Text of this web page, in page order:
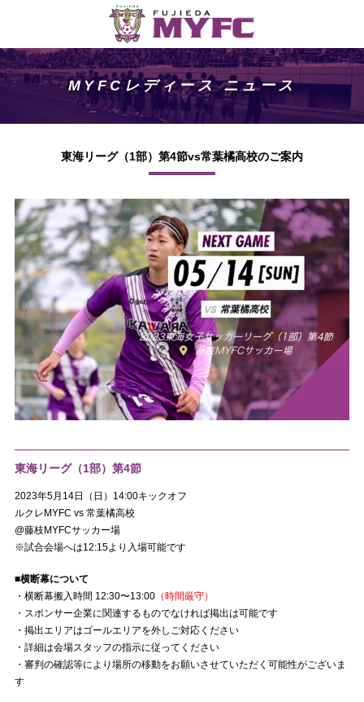
MYFCレディース ニュース
東海リーグ（1部）第4節vs常葉橘高校のご案内
東海リーグ（1部）第4節
2023年5月14日（日）14:00キックオフ
ルクレMYFC vs 常葉橘高校
@藤枝MYFCサッカー場
※試合会場へは12:15より入場可能です
■横断幕について
・横断幕搬入時間 12:30〜13:00 （時間厳守）
・スポンサー企業に関連するものでなければ掲出は可能です
・掲出エリアはゴールエリアを外しご対応ください
・詳細は会場スタッフの指示に従ってください
・審判の確認等により場所の移動をお願いさせていただく可能性がございま
す